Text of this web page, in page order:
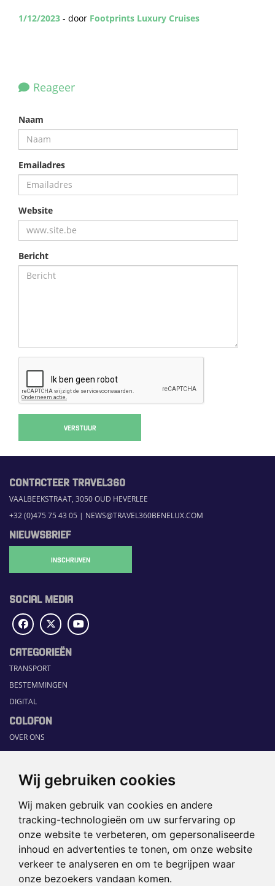
Wij gebruiken cookies
Wij maken gebruik van cookies en andere
tracking-technologieën om uw surfervaring op
onze website te verbeteren, om gepersonaliseerde
inhoud en advertenties te tonen, om onze website
verkeer te analyseren en om te begrijpen waar
onze bezoekers vandaan komen.
1/12/2023 - door Footprints Luxury Cruises
Reageer
Naam
Emailadres
Website
Bericht
VERSTUUR
CONTACTEER TRAVEL360
VAALBEEKSTRAAT, 3050 OUD HEVERLEE
+32 (0)475 75 43 05 | NEWS@TRAVEL360BENELUX.COM
NIEUWSBRIEF
INSCHRIJVEN
SOCIAL MEDIA
CATEGORIEËN
TRANSPORT
BESTEMMINGEN
DIGITAL
COLOFON
OVER ONS
COMMUNICATION PLATFORM
RUBRIEKEN
HOME
SECTORGIDS
JOBS
HAPPENING